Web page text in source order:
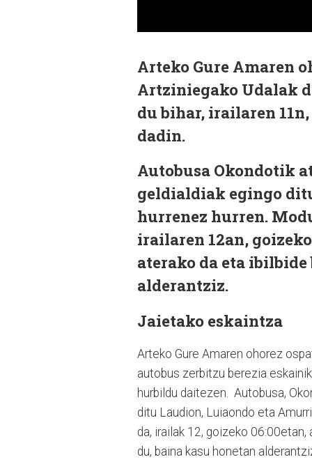
Arteko Gure Amaren
Artziniegako Udalak
du bihar, irailaren
dadin.
Autobusa Okondotik
geldialdiak egingo
hurrenez hurren.
irailaren 12an,
aterako da eta
alderantziz.
Jaietako eskaintza
Arteko Gure Amaren ohorez
autobus zerbitzu berezia
hurbildu daitezen. Autobusa,
ditu Laudion, Luiaondo eta
da, irailak 12, goizeko
du, baina kasu honetan